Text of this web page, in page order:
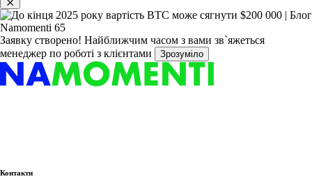
Заявку створено! Найближчим часом з вами зв`яжеться
менеджер по роботі з клієнтами
Зрозуміло
Контакти